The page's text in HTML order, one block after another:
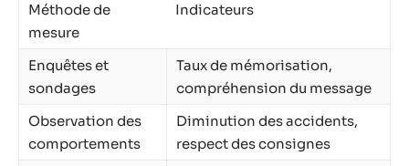
Méthode de
mesure
Indicateurs
Enquêtes et
sondages
Taux de mémorisation,
compréhension du message
Observation des
comportements
Diminution des accidents,
respect des consignes